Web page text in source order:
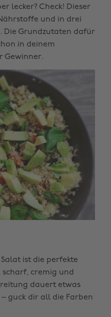
lecker? Check! Dieser
und in drei
Die Grundzutaten dafür
in deinem
Gewinner.
ist die perfekte
scharf, cremig und
dauert etwas
guck dir all die Farben